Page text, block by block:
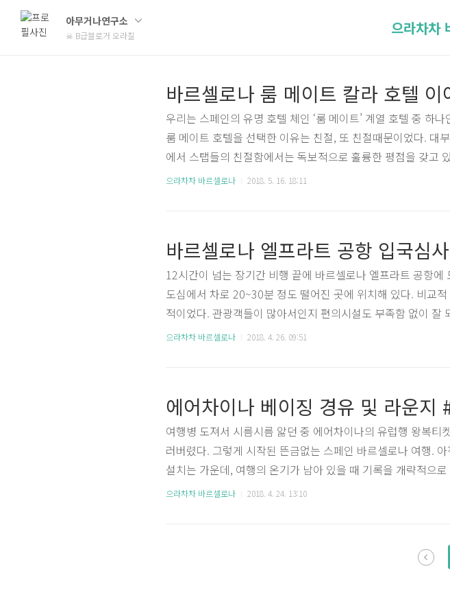
아무거나연구소
☠ B급블로거 오라질 으라차차
바르셀로나 룸 메이트 칼라 호텔
우리는 스페인의 유명 호텔 체인 ‘룸 메이트’ 계열 호텔 중 하
룸 메이트 호텔을 선택한 이유는 친절, 또 친절때문이었다. 대
에서 스탭들의 친절함에서는 독보적으로 훌륭한 평점을 갖고
한 평가가 좋았다. 사실 마음을 다치는 일은 사람이 만든다. 그
운..
으라차차 바르셀로나 2018. 5. 16. 18:11
바르셀로나 엘프라트 공항 입국심
12시간이 넘는 장기간 비행 끝에 바르셀로나 엘프라트 공항
도심에서 차로 20~30분 정도 떨어진 곳에 위치해 있다. 비교
적이었다. 관광객들이 많아서인지 편의시설도 부족함 없이 잘
국에서보다 상당히 높게 설치되어 있다. 유럽의 위압감을 몸소
수화물 분..
으라차차 바르셀로나 2018. 4. 26. 09:51
에어차이나 베이징 경유 및 라운
여행병 도져서 시름시름 앓던 중 에어차이나의 유럽행 왕복티
러버렸다. 그렇게 시작된 뜬금없는 스페인 바르셀로나 여행.
설치는 가운데, 여행의 온기가 남아 있을 때 기록을 개략적으
여행에 도움이 되길 바라는 마음과 함께 나중에 나 스스로 추억
이라면 영혼이라도 팔아서 갈꺼다!! 에어차이나의 온라인 체
으라차차 바르셀로나 2018. 4. 24. 13:10